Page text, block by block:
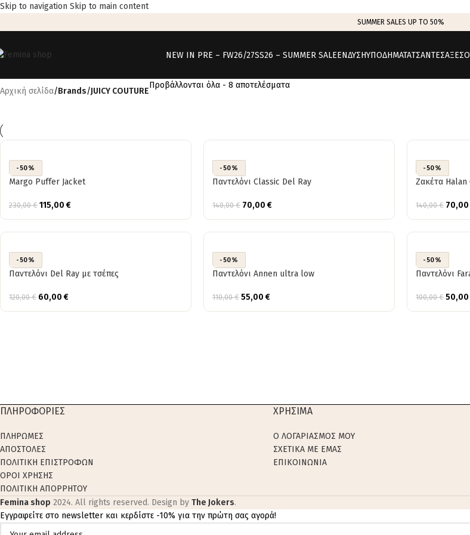
Skip to navigation Skip to main content
SUMMER SALES UP TO 50%
NEW IN PRE – FW26/27SS26 – SUMMER SALEΕΝΔΥΣΗΥΠΟΔΗΜΑΤΑΤΣΑΝΤΕΣ
Αρχική σελίδα/Brands/JUICY COUTURE
Προβάλλονται όλα - 8 αποτελέσματα
-50%
Margo Puffer Jacket
230,00€ 115,00 €
-50%
Παντελόνι Classic Del Ray
140,00€ 70,00 €
-50%
Ζακέτα
140,00€ 70,00
-50%
Παντελόνι Del Ray με τσέπες
120,00€ 60,00 €
-50%
Παντελόνι Annen ultra low
110,00€ 55,00 €
-50%
Παντελόνι
100,00€ 50,00
ΠΛΗΡΟΦΟΡΙΕΣ
ΠΛΗΡΩΜΕΣ
ΑΠΟΣΤΟΛΕΣ
ΠΟΛΙΤΙΚΗ ΕΠΙΣΤΡΟΦΩΝ
ΟΡΟΙ ΧΡΗΣΗΣ
ΠΟΛΙΤΙΚΗ ΑΠΟΡΡΗΤΟΥ
ΧΡΗΣΙΜΑ
Ο ΛΟΓΑΡΙΑΣΜΟΣ ΜΟΥ
ΣΧΕΤΙΚΑ ΜΕ ΕΜΑΣ
ΕΠΙΚΟΙΝΩΝΙΑ
Femina shop 2024. All rights reserved. Design by The Jokers.
Εγγραφείτε στο newsletter και κερδίστε -10% για την πρώτη σας αγορά!